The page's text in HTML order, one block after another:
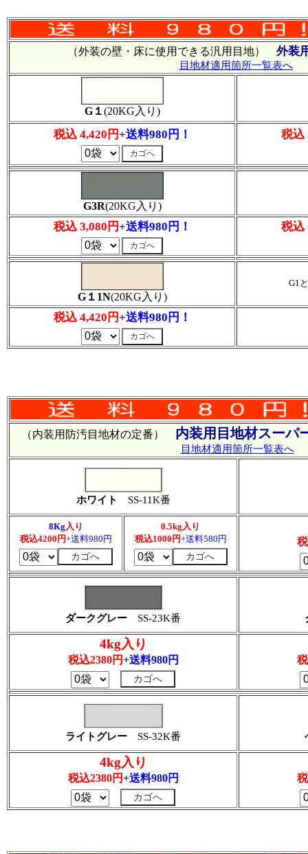
（外装の壁・床に使用できる汎用目地） 外装
目地材適用箇所一覧表へ
G１(20KG入り)
税込 4,420円+送料980円！ 税込
G3R(20KG入り)
税込 3,080円+送料980円！ 税込
G１1N(20KG入り)
G1
税込 4,420円+送料980円！
（内装用防汚目地材の定番） 内装用目地材スーパ
目地材適用箇所一覧表へ
ホワイト SS-11K番
8Kg入り
税込4200円+送料980円
0.5kg入り
税込1000円+送料580円
ダークグレー SS-23K番
4kg入り
税込2380円+送料980円
ライトグレー SS-32K番
4kg入り
税込2380円+送料980円